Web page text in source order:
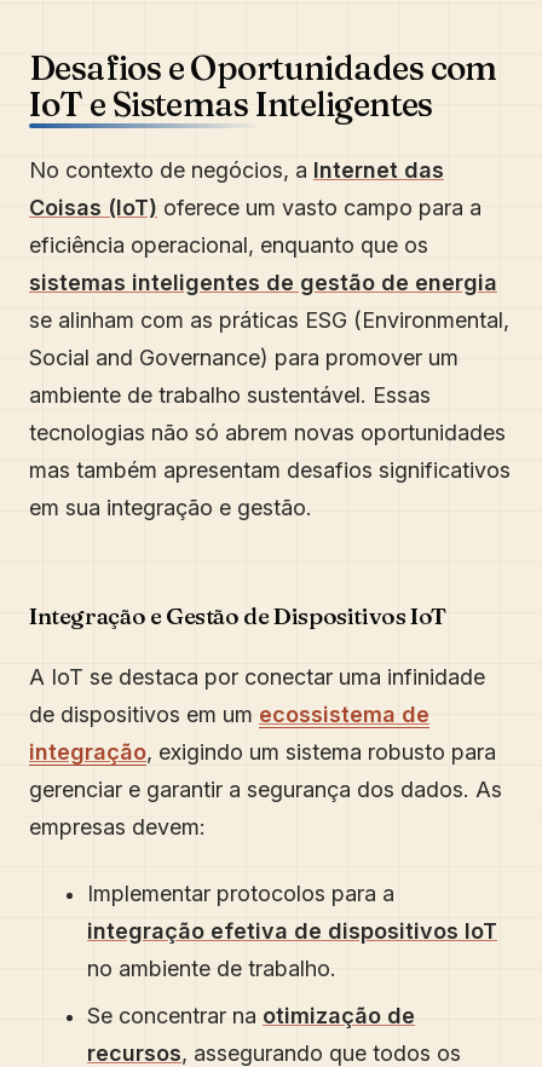
Desafios e Oportunidades com
IoT e Sistemas Inteligentes
No contexto de negócios, a Internet das
Coisas (IoT) oferece um vasto campo para a
eficiência operacional, enquanto que os
sistemas inteligentes de gestão de energia
se alinham com as práticas ESG (Environmental,
Social and Governance) para promover um
ambiente de trabalho sustentável. Essas
tecnologias não só abrem novas oportunidades
mas também apresentam desafios significativos
em sua integração e gestão.
Integração e Gestão de Dispositivos IoT
A IoT se destaca por conectar uma infinidade
de dispositivos em um ecossistema de
integração, exigindo um sistema robusto para
gerenciar e garantir a segurança dos dados. As
empresas devem:
Implementar protocolos para a
integração efetiva de dispositivos IoT
no ambiente de trabalho.
Se concentrar na otimização de
recursos, assegurando que todos os